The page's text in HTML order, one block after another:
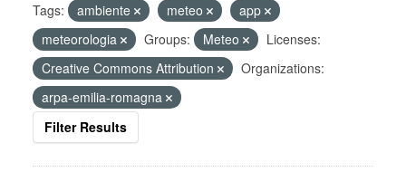
Tags: ambiente meteo
app
meteorologia
Groups: Meteo
Licenses:
Creative Commons Attribution
Organizations:
arpa-emilia-romagna
Filter Results